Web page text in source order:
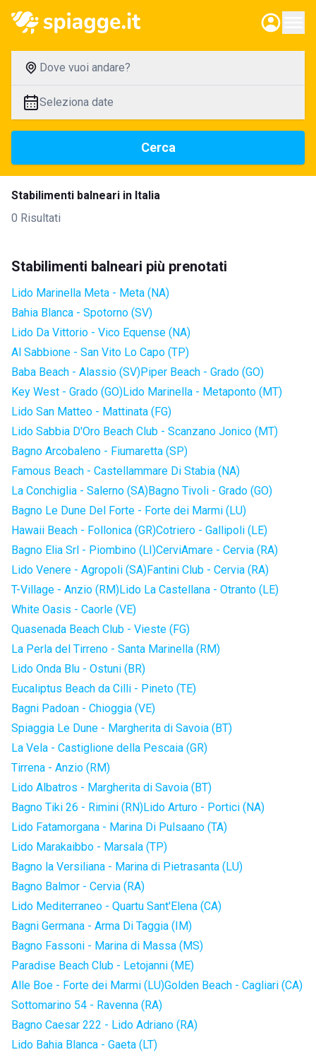
Dove vuoi andare?
Seleziona date
Cerca
Stabilimenti balneari in Italia
0 Risultati
Stabilimenti balneari più prenotati
Lido Marinella Meta - Meta (NA)
Bahia Blanca - Spotorno (SV)
Lido Da Vittorio - Vico Equense (NA)
Al Sabbione - San Vito Lo Capo (TP)
Baba Beach - Alassio (SV)Piper Beach - Grado (GO)
Key West - Grado (GO)Lido Marinella - Metaponto (MT)
Lido San Matteo - Mattinata (FG)
Lido Sabbia D'Oro Beach Club - Scanzano Jonico (MT)
Bagno Arcobaleno - Fiumaretta (SP)
Famous Beach - Castellammare Di Stabia (NA)
La Conchiglia - Salerno (SA)Bagno Tivoli - Grado (GO)
Bagno Le Dune Del Forte - Forte dei Marmi (LU)
Hawaii Beach - Follonica (GR)Cotriero - Gallipoli (LE)
Bagno Elia Srl - Piombino (LI)CerviAmare - Cervia (RA)
Lido Venere - Agropoli (SA)Fantini Club - Cervia (RA)
T-Village - Anzio (RM)Lido La Castellana - Otranto (LE)
White Oasis - Caorle (VE)
Quasenada Beach Club - Vieste (FG)
La Perla del Tirreno - Santa Marinella (RM)
Lido Onda Blu - Ostuni (BR)
Eucaliptus Beach da Cilli - Pineto (TE)
Bagni Padoan - Chioggia (VE)
Spiaggia Le Dune - Margherita di Savoia (BT)
La Vela - Castiglione della Pescaia (GR)
Tirrena - Anzio (RM)
Lido Albatros - Margherita di Savoia (BT)
Bagno Tiki 26 - Rimini (RN)Lido Arturo - Portici (NA)
Lido Fatamorgana - Marina Di Pulsaano (TA)
Lido Marakaibbo - Marsala (TP)
Bagno la Versiliana - Marina di Pietrasanta (LU)
Bagno Balmor - Cervia (RA)
Lido Mediterraneo - Quartu Sant'Elena (CA)
Bagni Germana - Arma Di Taggia (IM)
Bagno Fassoni - Marina di Massa (MS)
Paradise Beach Club - Letojanni (ME)
Alle Boe - Forte dei Marmi (LU)Golden Beach - Cagliari (CA)
Sottomarino 54 - Ravenna (RA)
Bagno Caesar 222 - Lido Adriano (RA)
Lido Bahia Blanca - Gaeta (LT)